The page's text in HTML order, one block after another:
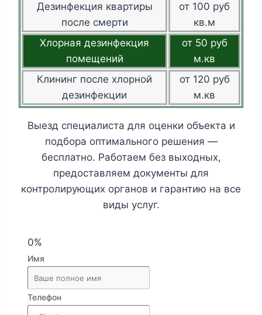
Дезинфекция квартиры
после смерти
от 100 руб
кв.м
Хлорная дезинфекция
помещений
от 50 руб
м.кв
Клининг после хлорной
дезинфекции
от 120 руб
м.кв
Выезд специалиста для оценки объекта и
подбора оптимального решения —
бесплатно. Работаем без выходных,
предоставляем документы для
контролирующих органов и гарантию на все
виды услуг.
0%
Имя
Телефон